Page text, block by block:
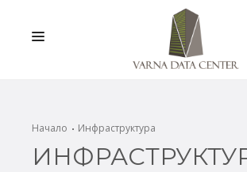
ПРОМОЦИИ
Начало Инфраструктура